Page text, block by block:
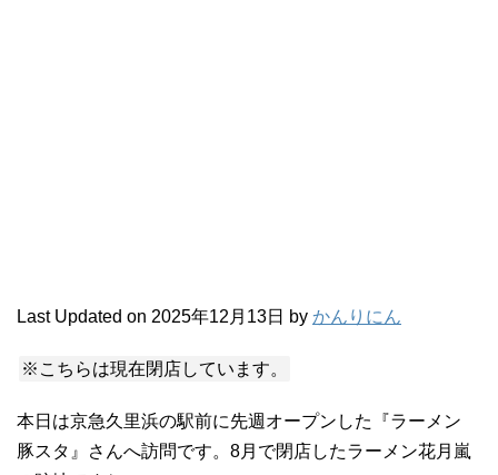
Last Updated on 2025年12月13日 by かんりにん
※こちらは現在閉店しています。
本日は京急久里浜の駅前に先週オープンした『ラーメン
豚スタ』さんへ訪問です。8月で閉店したラーメン花月嵐